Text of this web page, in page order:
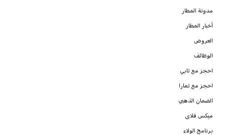
مدونة المطار
أخبار المطار
العروض
الوظائف
احجز مع تابي
احجز مع تمارا
الضمان الذهبي
ميكس فلاى
برنامج الولاء